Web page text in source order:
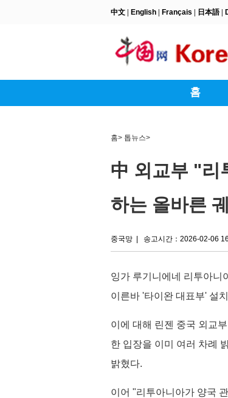
홈> 톱뉴스>
中 외교부 "리
하는 올바른
중국망 송고시간：2026-02-06
잉가 루기니에네 리투아니
이른바 '타이완 대표부' 설
이에 대해 린젠 중국 외교
한 입장을 이미 여러 차례
밝혔다.
이어 "리투아니아가 양국